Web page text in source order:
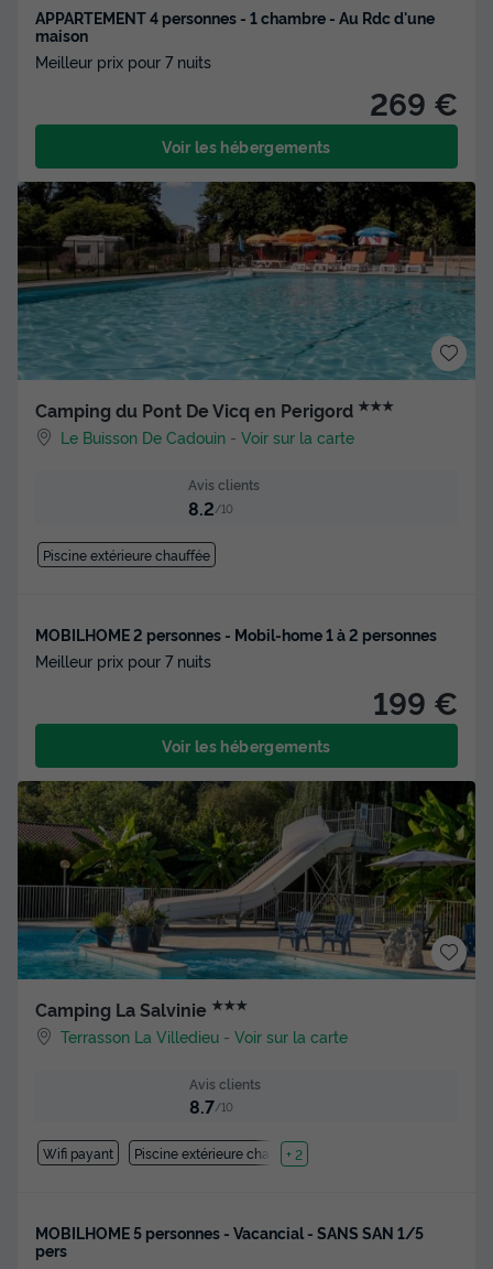
APPARTEMENT 4 personnes - 1 chambre - Au Rdc d'une
maison
Meilleur prix pour 7 nuits
269 €
Voir les hébergements
Camping du Pont De Vicq en Perigord ★★★
Le Buisson De Cadouin -Voir sur la carte
Avis clients
8.2/10
Piscine extérieure chauffée
MOBILHOME 2 personnes - Mobil-home 1 à 2 personnes
Meilleur prix pour 7 nuits
199 €
Voir les hébergements
Camping La Salvinie ★★★
Terrasson La Villedieu -Voir sur la carte
Avis clients
8.7/10
Wifi payant Piscine extérieure chauffée
+ 2
MOBILHOME 5 personnes - Vacancial - SANS SAN 1/5
pers